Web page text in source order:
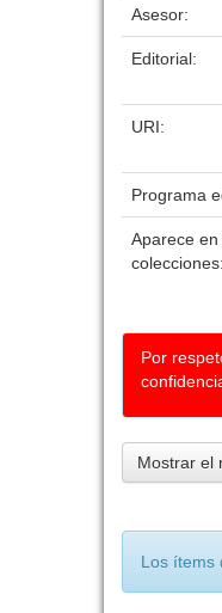
Asesor:
Editorial:
URI:
Programa
Aparece en
colecciones:
Por
Mostrar el
Los ítems